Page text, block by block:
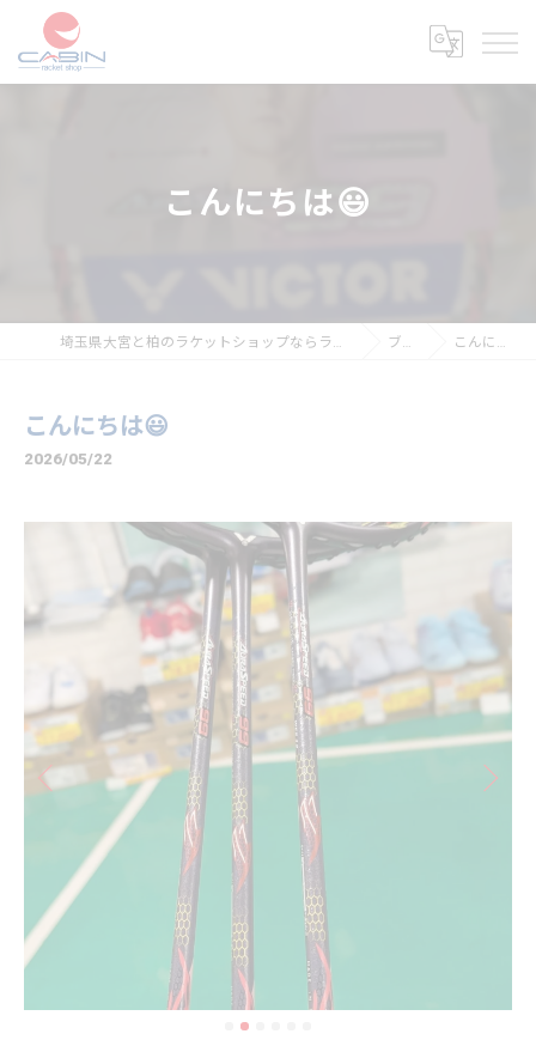
こんにちは😃
埼玉県大宮と柏のラケットショップならラケットショップキャビン ブログ こんにちは😃
こんにちは😃
2026/05/22